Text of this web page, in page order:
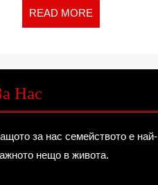
READ MORE
MORE
Нас
за нас семейството е най-
нещо в живота.